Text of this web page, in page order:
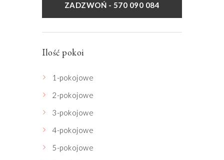
ZADZWOŃ - 570 090 084
Ilość pokoi
1-pokojowe
2-pokojowe
3-pokojowe
4-pokojowe
5-pokojowe